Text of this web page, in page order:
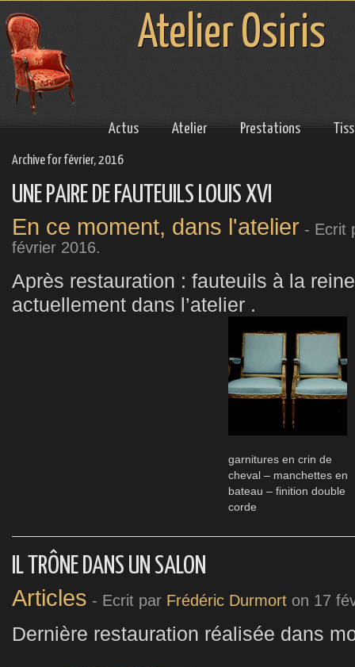
Atelier Osiris
Actus Atelier Prestations
Archive for février, 2016
UNE PAIRE DE FAUTEUILS LOUIS XVI
En ce moment, dans l'atelier - Ecrit
février 2016.
Après restauration : fauteuils à la
actuellement dans l’atelier .
garnitures en crin de
cheval – manchettes en
bateau – finition double
corde
IL TRÔNE DANS UN SALON
Articles - Ecrit par Frédéric Durmort on 17
Dernière restauration réalisée dans